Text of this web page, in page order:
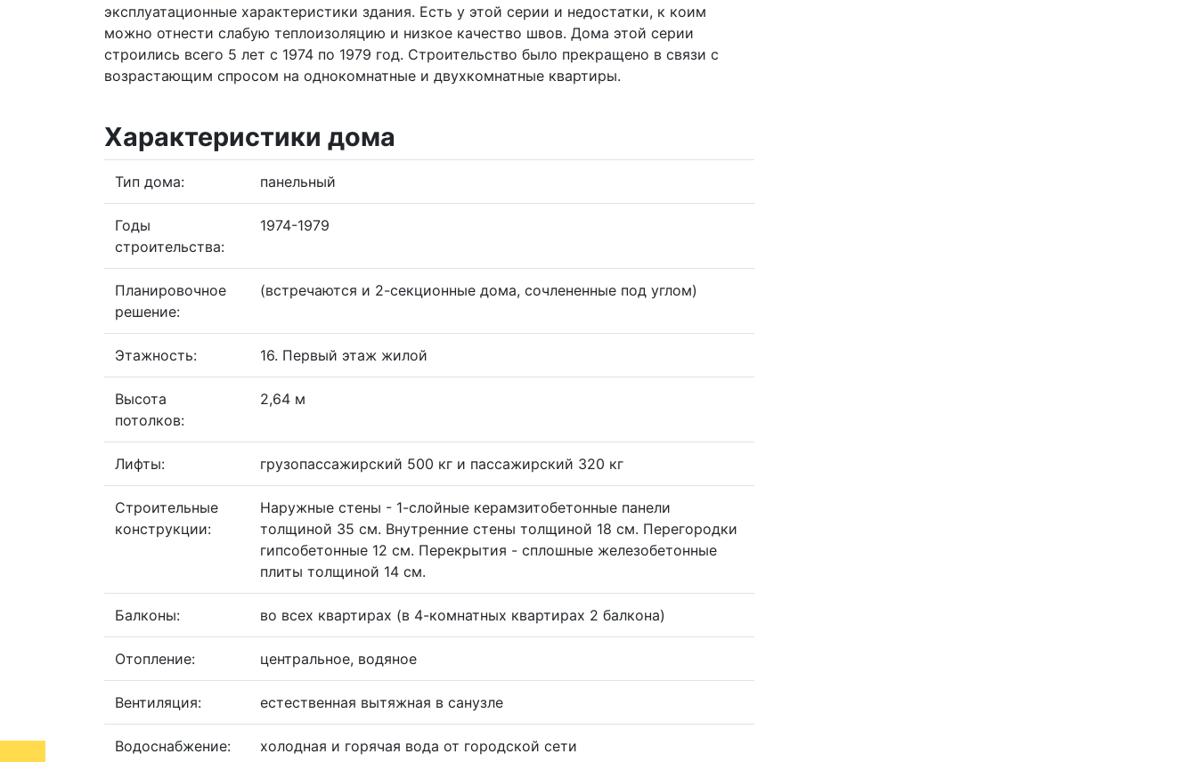
эксплуатационные характеристики здания. Есть у этой серии и недостатки, к коим
можно отнести слабую теплоизоляцию и низкое качество швов. Дома этой серии
строились всего 5 лет с 1974 по 1979 год. Строительство было прекращено в связи с
возрастающим спросом на однокомнатные и двухкомнатные квартиры.
Характеристики дома
Тип дома: панельный
Годы
строительства:
1974-1979
Планировочное
решение:
(встречаются и 2-секционные дома, сочлененные под углом)
Этажность: 16. Первый этаж жилой
Высота
потолков:
2,64 м
Лифты: грузопассажирский 500 кг и пассажирский 320 кг
Строительные
конструкции:
Наружные стены - 1-слойные керамзитобетонные панели
толщиной 35 см. Внутренние стены толщиной 18 см. Перегородки
гипсобетонные 12 см. Перекрытия - сплошные железобетонные
плиты толщиной 14 см.
Балконы: во всех квартирах (в 4-комнатных квартирах 2 балкона)
Отопление: центральное, водяное
Вентиляция: естественная вытяжная в санузле
Водоснабжение: холодная и горячая вода от городской сети